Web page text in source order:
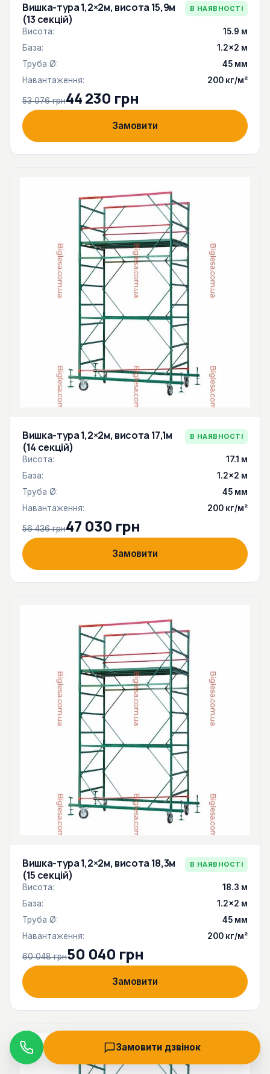
Вишка-тура 1,2×2м, висота 15,9м
(13 секцій)
В НАЯВНОСТІ
Висота:
15.9 м
База:
1.2×2 м
Труба Ø:
45 мм
Навантаження:
200 кг/м²
53 076 грн44 230 грн
Замовити
Вишка-тура 1,2×2м, висота 17,1м
(14 секцій)
В НАЯВНОСТІ
Висота:
17.1 м
База:
1.2×2 м
Труба Ø:
45 мм
Навантаження:
200 кг/м²
56 436 грн47 030 грн
Замовити
Вишка-тура 1,2×2м, висота 18,3м
(15 секцій)
В НАЯВНОСТІ
Висота:
18.3 м
База:
1.2×2 м
Труба Ø:
45 мм
Навантаження:
200 кг/м²
60 048 грн50 040 грн
Замовити
Дзвінок
Замовити дзвінок